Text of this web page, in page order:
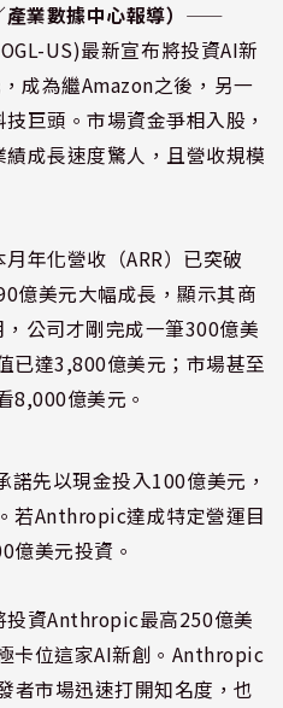
業數據中心報導） ⸺
US)最新宣布將投資AI新
成為繼Amazon之後，另一
巨頭。市場資金爭相入股，
成長速度驚人，且營收規模
年化營收（ARR）已突破
億美元大幅成長，顯示其商
公司才剛完成一筆300億美
已達3,800億美元；市場甚至
8,000億美元。
先以現金投入100億美元，
若Anthropic達成特定營運目
億美元投資。
投資Anthropic最高250億美
卡位這家AI新創。Anthropic
者市場迅速打開知名度，也